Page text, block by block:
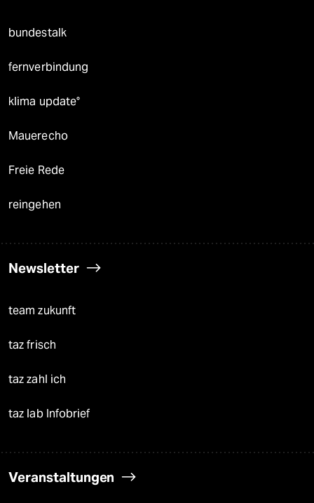
bundestalk
fernverbindung
klima update°
Mauerecho
Freie Rede
reingehen
Newsletter
team zukunft
taz frisch
taz zahl ich
taz lab Infobrief
Veranstaltungen